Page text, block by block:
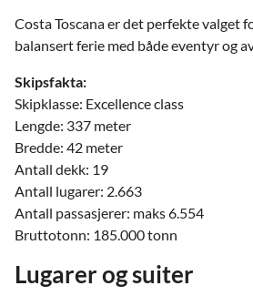
Costa Toscana er det perfekte valget
balansert ferie med både eventyr og
Skipsfakta:
Skipklasse: Excellence class
Lengde: 337 meter
Bredde: 42 meter
Antall dekk: 19
Antall lugarer: 2.663
Antall passasjerer: maks 6.554
Bruttotonn: 185.000 tonn
Lugarer og suiter